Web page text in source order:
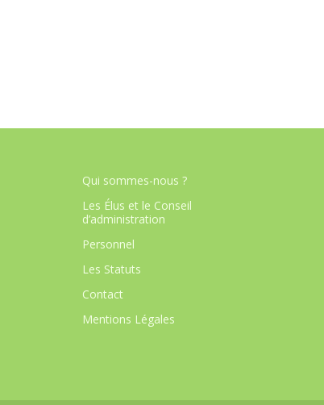
Qui sommes-nous ?
Les Élus et le Conseil
d’administration
Personnel
Les Statuts
Contact
Mentions Légales